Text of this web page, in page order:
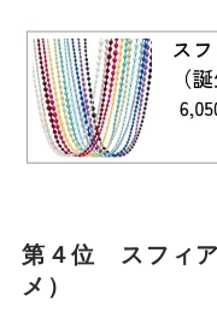
第４位 スフィア
メ）